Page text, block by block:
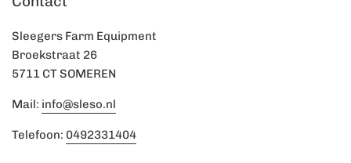
Sleegers Farm Equipment
Broekstraat 26
5711 CT SOMEREN
Mail: info@sleso.nl
Telefoon: 0492331404